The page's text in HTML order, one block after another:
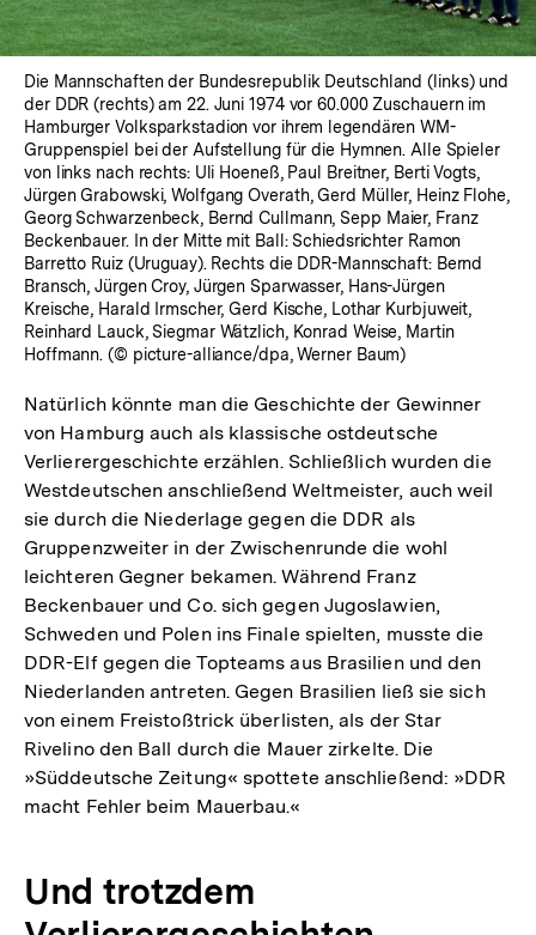
Die Mannschaften der Bundesrepublik Deutschland (links) und
der DDR (rechts) am 22. Juni 1974 vor 60.000 Zuschauern im
Hamburger Volksparkstadion vor ihrem legendären WM-
Gruppenspiel bei der Aufstellung für die Hymnen. Alle Spieler
von links nach rechts: Uli Hoeneß, Paul Breitner, Berti Vogts,
Jürgen Grabowski, Wolfgang Overath, Gerd Müller, Heinz Flohe,
Georg Schwarzenbeck, Bernd Cullmann, Sepp Maier, Franz
Beckenbauer. In der Mitte mit Ball: Schiedsrichter Ramon
Barretto Ruiz (Uruguay). Rechts die DDR-Mannschaft: Bernd
Bransch, Jürgen Croy, Jürgen Sparwasser, Hans-Jürgen
Kreische, Harald Irmscher, Gerd Kische, Lothar Kurbjuweit,
Reinhard Lauck, Siegmar Wätzlich, Konrad Weise, Martin
Hoffmann. (© picture-alliance/dpa, Werner Baum)
Natürlich könnte man die Geschichte der Gewinner
von Hamburg auch als klassische ostdeutsche
Verlierergeschichte erzählen. Schließlich wurden die
Westdeutschen anschließend Weltmeister, auch weil
sie durch die Niederlage gegen die DDR als
Gruppenzweiter in der Zwischenrunde die wohl
leichteren Gegner bekamen. Während Franz
Beckenbauer und Co. sich gegen Jugoslawien,
Schweden und Polen ins Finale spielten, musste die
DDR-Elf gegen die Topteams aus Brasilien und den
Niederlanden antreten. Gegen Brasilien ließ sie sich
von einem Freistoßtrick überlisten, als der Star
Rivelino den Ball durch die Mauer zirkelte. Die
»Süddeutsche Zeitung« spottete anschließend: »DDR
macht Fehler beim Mauerbau.«
Und trotzdem